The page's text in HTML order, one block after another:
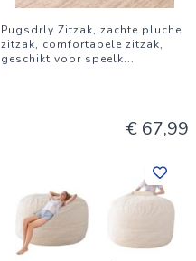
Pugsdrly Zitzak, zachte pluche
zitzak, comfortabele zitzak,
geschikt voor speelk...
€ 67,99